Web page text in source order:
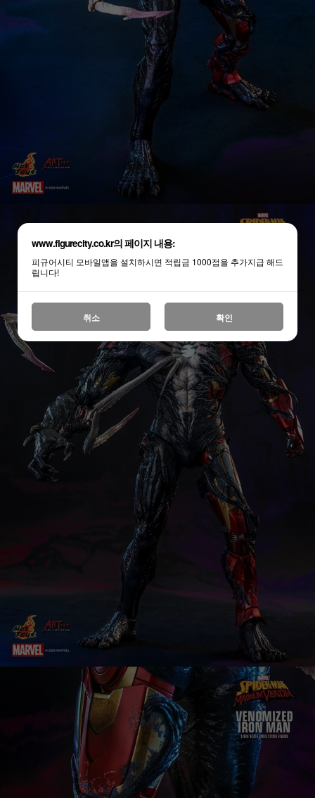
www.figurecity.co.kr의 페이지 내용:
피규어시티 모바일앱을 설치하시면 적립금 1000점을 추가지급 해드
립니다!
취소 확인